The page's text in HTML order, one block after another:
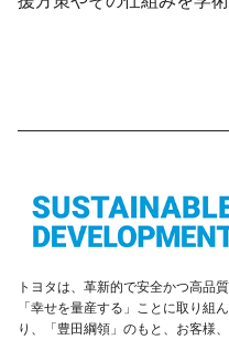
トヨタは、革新的で安全かつ高品
「幸せを量産する」ことに取り組
り、「豊田綱領」のもと、お客様